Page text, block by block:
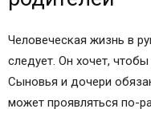
Человеческая жизнь в
следует. Он хочет,
Сыновья и дочери
может проявляться по-